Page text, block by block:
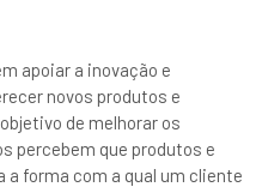
apoiar a inovação e
novos produtos e
de melhorar os
percebem que produtos e
a forma com a qual um cliente